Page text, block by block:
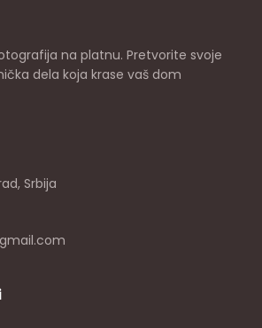
na platnu. Pretvorite svoje
dela koja krase vaš dom
Srbija